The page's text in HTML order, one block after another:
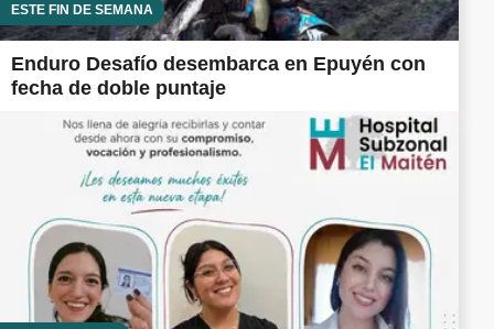
ESTE FIN DE SEMANA
Enduro Desafío desembarca en Epuyén con
fecha de doble puntaje